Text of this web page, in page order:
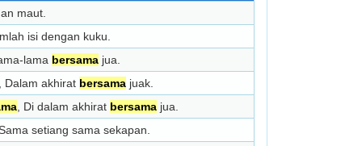
maut.
isi dengan kuku.
lama bersama jua.
Dalam akhirat bersama juak.
, Di dalam akhirat bersama jua.
setiang sama sekapan.